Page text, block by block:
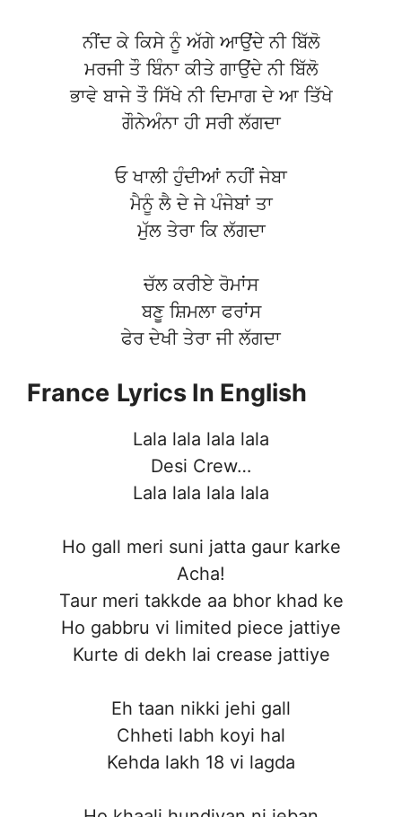
ਨੀਂਦ ਕੇ ਕਿਸੇ ਨੂੰ ਅੱਗੇ ਆਉਂਦੇ ਨੀ ਬਿੱਲੋ
ਮਰਜੀ ਤੌ ਬਿੰਨਾ ਕੀਤੇ ਗਾਉਂਦੇ ਨੀ ਬਿੱਲੋ
ਭਾਵੇ ਬਾਜੇ ਤੌ ਸਿੱਖੇ ਨੀ ਦਿਮਾਗ ਦੇ ਆ ਤਿੱਖੇ
ਗੌਨੇਅੰਨਾ ਹੀ ਸਰੀ ਲੱਗਦਾ
ਓ ਖਾਲੀ ਹੁੰਦੀਆਂ ਨਹੀਂ ਜੇਬਾ
ਮੈਨੂੰ ਲੈ ਦੇ ਜੇ ਪੰਜੇਬਾਂ ਤਾ
ਮੁੱਲ ਤੇਰਾ ਕਿ ਲੱਗਦਾ
ਚੱਲ ਕਰੀਏ ਰੋਮਾਂਸ
ਬਣੂ ਸ਼ਿਮਲਾ ਫਰਾਂਸ
ਫੇਰ ਦੇਖੀ ਤੇਰਾ ਜੀ ਲੱਗਦਾ
France Lyrics In English
Lala lala lala lala
Desi Crew…
Lala lala lala lala
Ho gall meri suni jatta gaur karke
Acha!
Taur meri takkde aa bhor khad ke
Ho gabbru vi limited piece jattiye
Kurte di dekh lai crease jattiye
Eh taan nikki jehi gall
Chheti labh koyi hal
Kehda lakh 18 vi lagda